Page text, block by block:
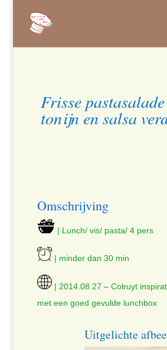
Frisse
tonijn en salsa
Omschrijving
| Lunch/ vis/ pasta/ 4 pers
| minder dan 30 min
| 2014.08.27 – Colruyt
met een goed gevulde lunchbox
Uitgelichte